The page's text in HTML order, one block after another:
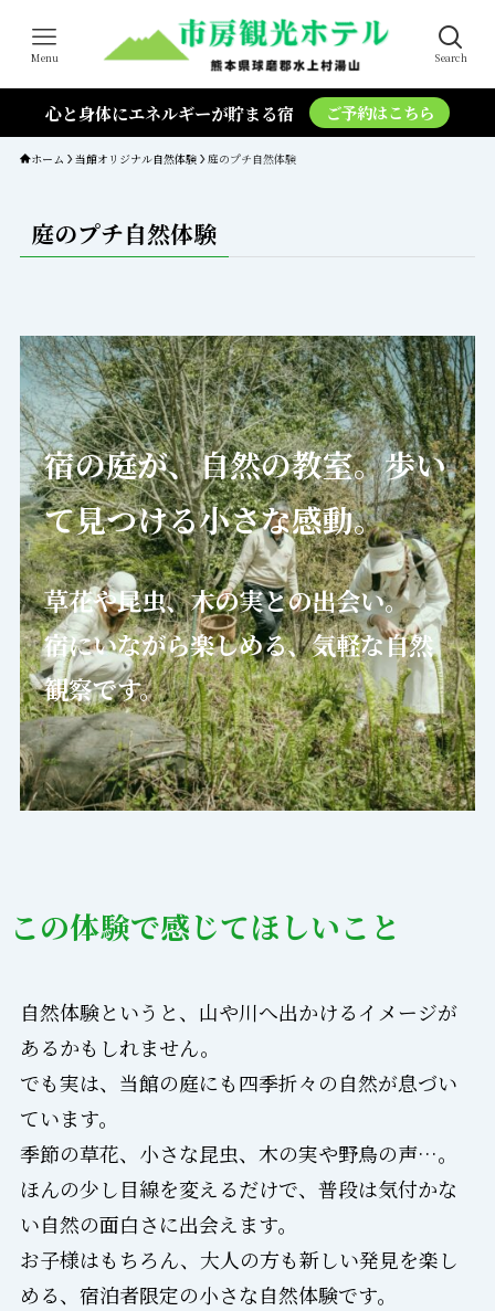
Search
Menu
心と身体にエネルギーが貯まる宿 ご予約はこちら
ホーム 当館オリジナル自然体験 庭のプチ自然体験
庭のプチ自然体験
宿の庭が、自然の教室。歩い
て見つける小さな感動。
草花や昆虫、木の実との出会い。
宿にいながら楽しめる、気軽な自然
観察です。
この体験で感じてほしいこと
自然体験というと、山や川へ出かけるイメージが
あるかもしれません。
でも実は、当館の庭にも四季折々の自然が息づい
ています。
季節の草花、小さな昆虫、木の実や野鳥の声…。
ほんの少し目線を変えるだけで、普段は気付かな
い自然の面白さに出会えます。
お子様はもちろん、大人の方も新しい発見を楽し
める、宿泊者限定の小さな自然体験です。